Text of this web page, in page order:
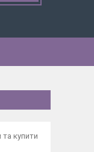
купити